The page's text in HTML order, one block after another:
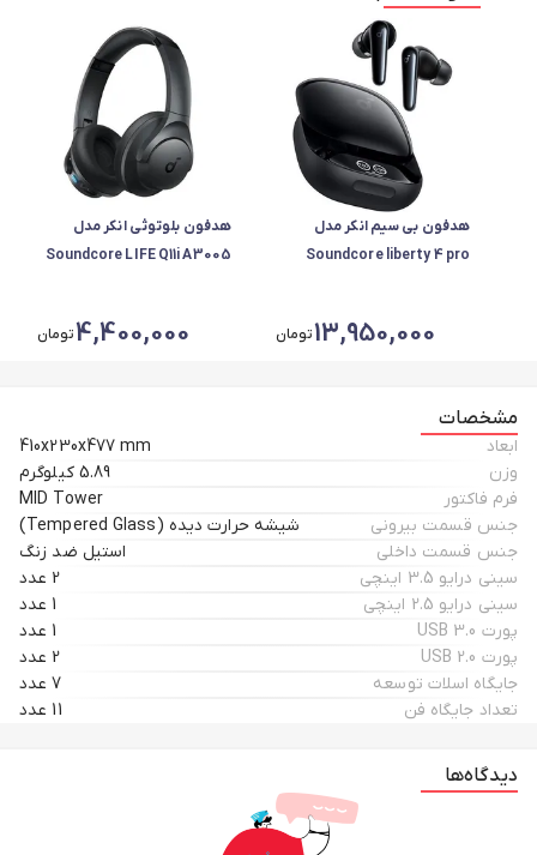
هدفون بی سیم انکر مدل
Soundcore liberty 4 pro
13,950,000تومان
هدفون بلوتوثی انکر مدل
Soundcore LIFE Q11i A3005
4,400,000تومان
مشخصات
ابعاد
410x230x477 mm
وزن
5.89 کیلوگرم
فرم فاکتور
MID Tower
جنس قسمت بيروني
شیشه حرارت دیده (Tempered Glass)
جنس قسمت داخلي
استیل ضد زنگ
سيني درايو 3.5 اينچي
2 عدد
سيني درايو 2.5 اينچي
1 عدد
پورت USB 3.0
1 عدد
پورت USB 2.0
2 عدد
جايگاه اسلات توسعه
7 عدد
تعداد جايگاه‌ فن
11 عدد
دیدگاه‌ها